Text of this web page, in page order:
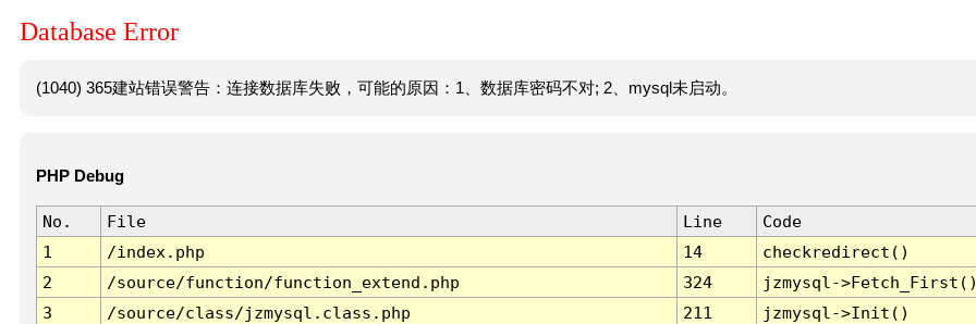
Database Error
(1040) 365建站错误警告：连接数据库失败，可能的原因：1、数据库密码不对; 2、mysql未启动。
PHP Debug
No. File Line
Code
1
/index.php 14
checkredirect()
2
/source/function/function_extend.php 324
jzmysql-
3
/source/class/jzmysql.class.php 211
jzmysql->Init()